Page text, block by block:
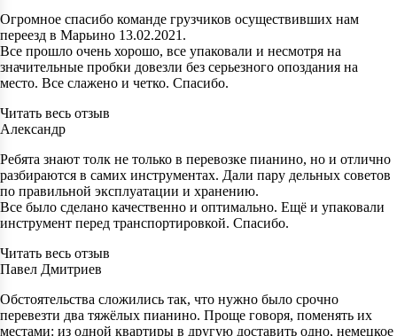
Огромное спасибо команде грузчиков осуществивших нам
переезд в Марьино 13.02.2021.
Все прошло очень хорошо, все упаковали и несмотря на
значительные пробки довезли без серьезного опоздания на
место. Все слажено и четко. Спасибо.
Читать весь отзыв
Александр
Ребята знают толк не только в перевозке пианино, но и отлично
разбираются в самих инструментах. Дали пару дельных советов
по правильной эксплуатации и хранению.
Все было сделано качественно и оптимально. Ещё и упаковали
инструмент перед транспортировкой. Спасибо.
Читать весь отзыв
Павел Дмитриев
Обстоятельства сложились так, что нужно было срочно
перевезти два тяжёлых пианино. Проще говоря, поменять их
местами: из одной квартиры в другую доставить одно, немецкое